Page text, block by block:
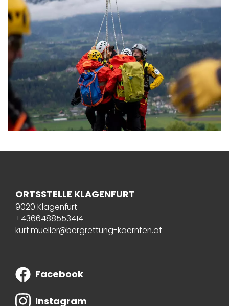
ORTSSTELLE KLAGENFURT
9020 Klagenfurt
+4366488553414
kurt.mueller@bergrettung-kaernten.at
Facebook
Instagram